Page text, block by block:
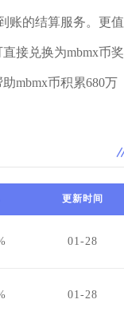
账的结算服务。更值
接兑换为mbmx币奖
mbmx币积累680万
更新时间
01-28
01-28